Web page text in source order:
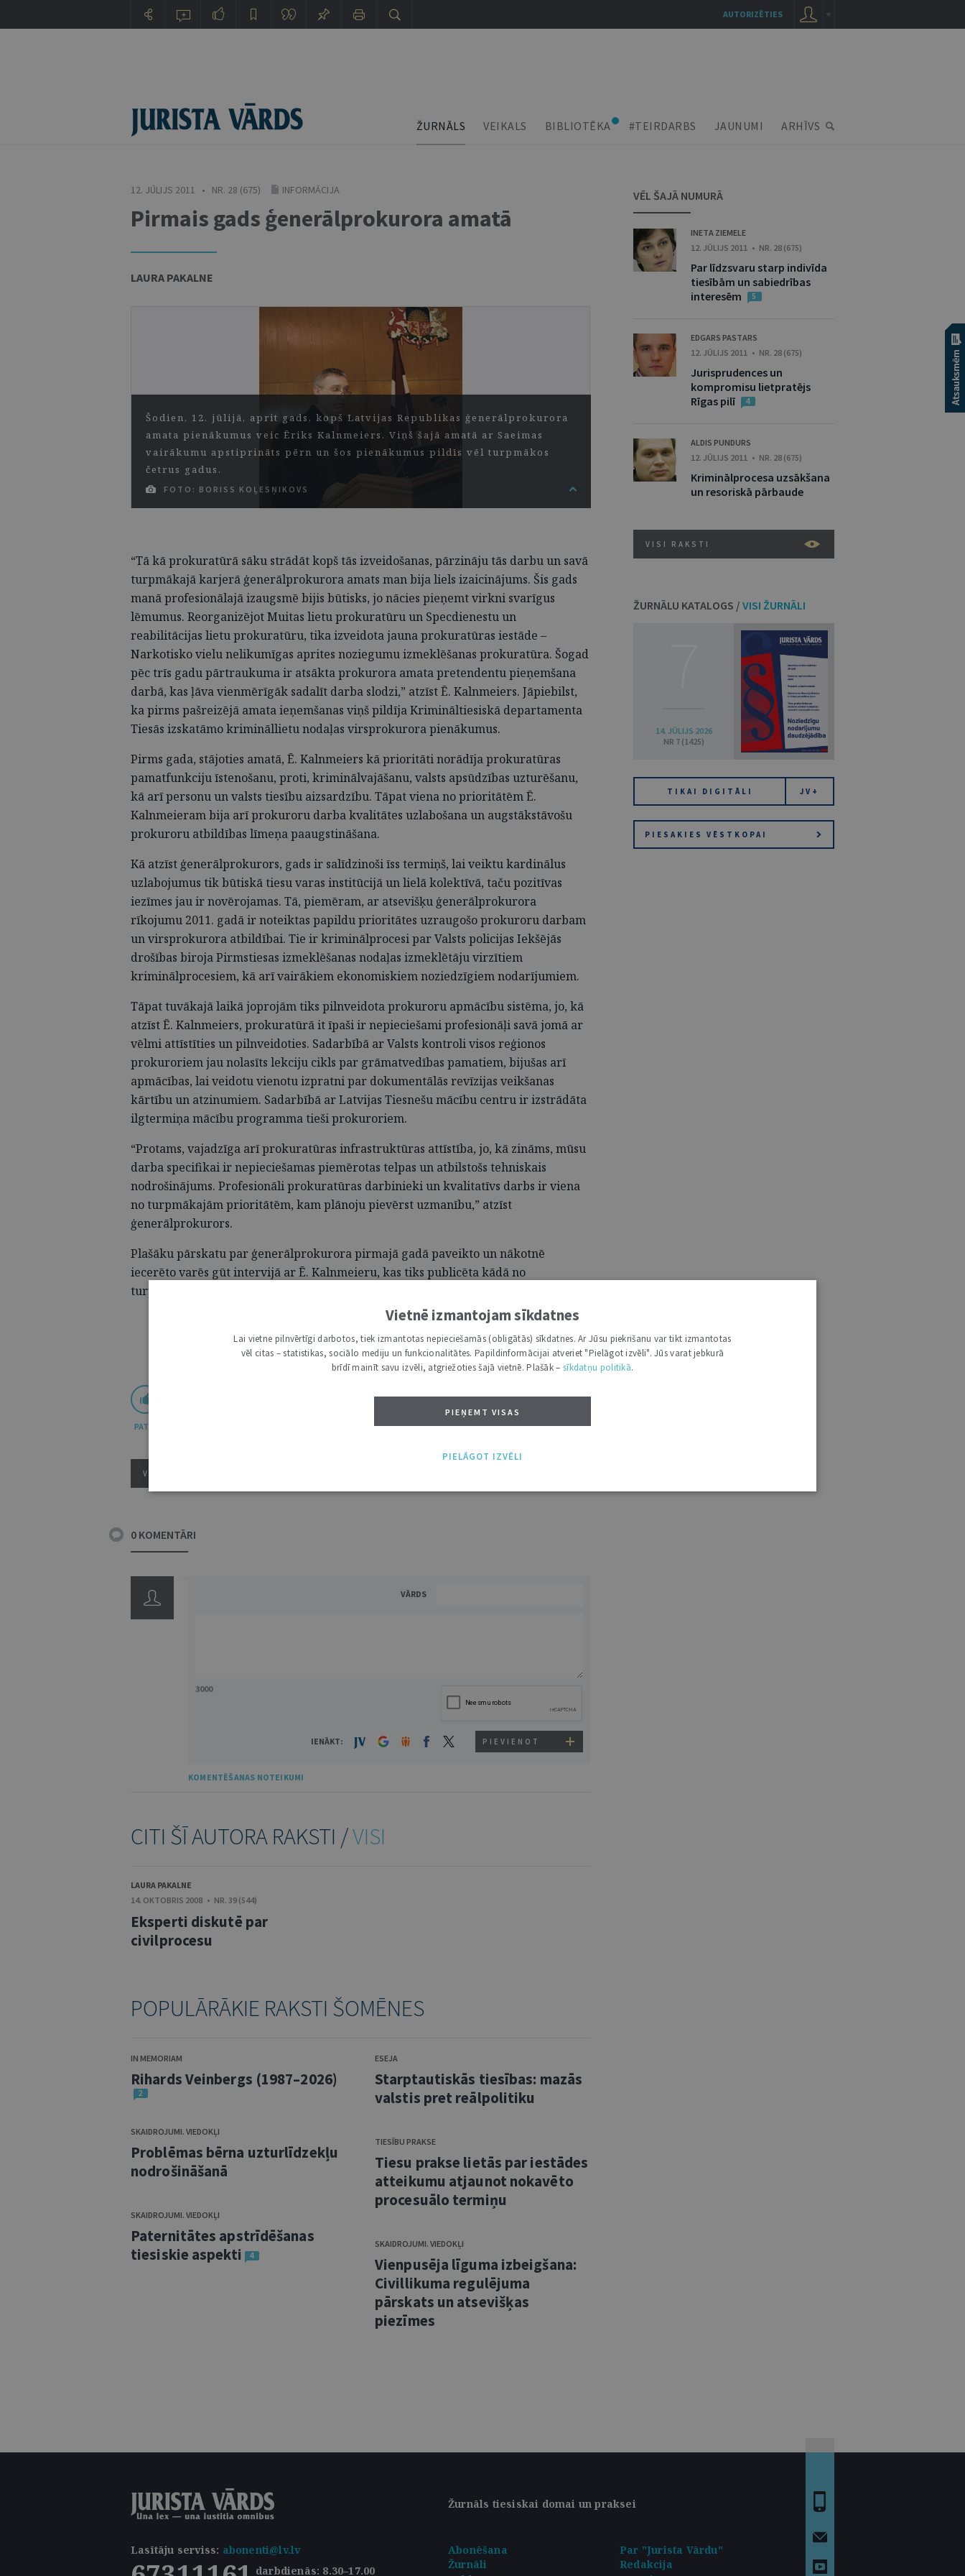
ŽURNĀLS VEIKALS BIBLIOTĒKA #TEIRDARBS JAUNUMI ARHĪVS
12. JŪLIJS 2011 • NR. 28 (675) INFORMĀCIJA
Pirmais gads ģenerālprokurora amatā
LAURA PAKALNE
Šodien, 12. jūlijā, aprit gads, kopš Latvijas Republikas ģenerālprokurora
amata pienākumus veic Ēriks Kalnmeiers. Viņš šajā amatā ar Saeimas
vairākumu apstiprināts pērn un šos pienākumus pildīs vēl turpmākos
četrus gadus.
FOTO: BORISS KOĻESŅIKOVS
“Tā kā prokuratūrā sāku strādāt kopš tās izveidošanas, pārzināju tās darbu un savā
turpmākajā karjerā ģenerālprokurora amats man bija liels izaicinājums. Šis gads
manā profesionālajā izaugsmē bijis būtisks, jo nācies pieņemt virkni svarīgus
lēmumus. Reorganizējot Muitas lietu prokuratūru un Specdienestu un
reabilitācijas lietu prokuratūru, tika izveidota jauna prokuratūras iestāde –
Narkotisko vielu nelikumīgas aprites noziegumu izmeklēšanas prokuratūra. Šogad
pēc trīs gadu pārtraukuma ir atsāktaprokurora amata pretendentu pieņemšana
darbā, kas ļāva vienmērīgāk sadalīt darba slodzi,” atzīst Ē. Kalnmeiers. Jāpiebilst,
ka pirms pašreizējā amata ieņemšanas viņš pildīja Krimināltiesiskā departamenta
Tiesās izskatāmo krimināllietu nodaļas virsprokurora pienākumus.
Pirms gada, stājoties amatā, Ē. Kalnmeiers kā prioritāti norādīja prokuratūras
pamatfunkciju īstenošanu, proti, kriminālvajāšanu, valsts apsūdzības uzturēšanu,
kā arī personu un valsts tiesību aizsardzību. Tāpat viena no prioritātēm Ē.
Kalnmeieram bija arī prokuroru darba kvalitātes uzlabošana un augstākstāvošu
prokuroru atbildības līmeņa paaugstināšana.
Kā atzīst ģenerālprokurors, gads ir salīdzinoši īss termiņš, lai veiktu kardinālus
uzlabojumus tik būtiskā tiesu varas institūcijā un lielā kolektīvā, taču pozitīvas
iezīmes jau ir novērojamas. Tā, piemēram, ar atsevišķu ģenerālprokurora
rīkojumu 2011. gadā ir noteiktas papildu prioritātes uzraugošo prokuroru darbam
un virsprokurora atbildībai. Tie ir kriminālprocesi par Valsts policijas Iekšējās
drošības biroja Pirmstiesas izmeklēšanas nodaļas izmeklētāju virzītiem
kriminālprocesiem, kā arī vairākiem ekonomiskiem noziedzīgiem nodarījumiem.
Tāpat tuvākajā laikā joprojām tiks pilnveidota prokuroru apmācību sistēma, jo, kā
atzīst Ē. Kalnmeiers, prokuratūrā it īpaši ir nepieciešami profesionāļi savā jomā ar
vēlmi attīstīties un pilnveidoties. Sadarbībā ar Valsts kontroli visos reģionos
prokuroriem jau nolasīts lekciju cikls par grāmatvedības pamatiem, bijušas arī
apmācības, lai veidotu vienotu izpratni par dokumentālās revīzijas veikšanas
kārtību un atzinumiem. Sadarbībā ar Latvijas Tiesnešu mācību centru ir izstrādāta
ilgtermiņa mācību programma tieši prokuroriem.
“Protams, vajadzīga arī prokuratūras infrastruktūras attīstība, jo, kā zināms, mūsu
darba specifikai ir nepieciešamas piemērotas telpas un atbilstošs tehniskais
nodrošinājums. Profesionāli prokuratūras darbinieki un kvalitatīvs darbs ir viena
no turpmākajām prioritātēm, kam plānoju pievērst uzmanību,” atzīst
ģenerālprokurors.
Plašāku pārskatu par ģenerālprokurora pirmajā gadā paveikto un nākotnē
iecerēto varēs gūt intervijā ar Ē. Kalnmeieru, kas tiks publicēta kādā no
turpmākajiem “Jurista Vārda” numuriem.
Laura Pakalne,
Ģenerālprokuratūras preses sekretāre
PATĪK DRUKĀT
VISI ŽURNĀLA RAKSTI
0 KOMENTĀRI
VĀRDS
3000
IENĀKT: PIEVIENOT
KOMENTĒŠANAS NOTEIKUMI
CITI ŠĪ AUTORA RAKSTI /VISI
LAURA PAKALNE
14. OKTOBRIS 2008 • NR. 39 (544)
Eksperti diskutē par
civilprocesu
POPULĀRĀKIE RAKSTI ŠOMĒNES
IN MEMORIAM
Rihards Veinbergs (1987–2026)
2
SKAIDROJUMI. VIEDOKĻI
Problēmas bērna uzturlīdzekļu
nodrošināšanā
SKAIDROJUMI. VIEDOKĻI
Paternitātes apstrīdēšanas
tiesiskie aspekti
4
ESEJA
Starptautiskās tiesības: mazās
valstis pret reālpolitiku
TIESĪBU PRAKSE
Tiesu prakse lietās par iestādes
atteikumu atjaunot nokavēto
procesuālo termiņu
SKAIDROJUMI. VIEDOKĻI
Vienpusēja līguma izbeigšana:
Civillikuma regulējuma
pārskats un atsevišķas
piezīmes
VĒL ŠAJĀ NUMURĀ
INETA ZIEMELE
12. JŪLIJS 2011 • NR. 28 (675)
Par līdzsvaru starp indivīda
tiesībām un sabiedrības
interesēm
5
EDGARS PASTARS
12. JŪLIJS 2011 • NR. 28 (675)
Jurisprudences un
kompromisu lietpratējs
Rīgas pilī
4
ALDIS PUNDURS
12. JŪLIJS 2011 • NR. 28 (675)
Kriminālprocesa uzsākšana
un resoriskā pārbaude
VISI RAKSTI
ŽURNĀLU KATALOGS / VISI ŽURNĀLI
14. JŪLIJS 2026
NR 7 (1425)
TIKAI DIGITĀLI JV+
PIESAKIES VĒSTKOPAI
Žurnāls tiesiskai domai un praksei
Lasītāju serviss: abonenti@lv.lv
darbdienās: 8.30–17.00
Abonēšana
Par "Jurista Vārdu"
Žurnāli
Redakcija
AUTORIZĒTIES
Vietnē izmantojam sīkdatnes
Lai vietne pilnvērtīgi darbotos, tiek izmantotas nepieciešamās (obligātās) sīkdatnes. Ar Jūsu piekrišanu var tikt izmantotas
vēl citas – statistikas, sociālo mediju un funkcionalitātes. Papildinformācijai atveriet "Pielāgot izvēli". Jūs varat jebkurā
brīdī mainīt savu izvēli, atgriežoties šajā vietnē. Plašāk – sīkdatņu politikā.
PIEŅEMT VISAS
PIELĀGOT IZVĒLI